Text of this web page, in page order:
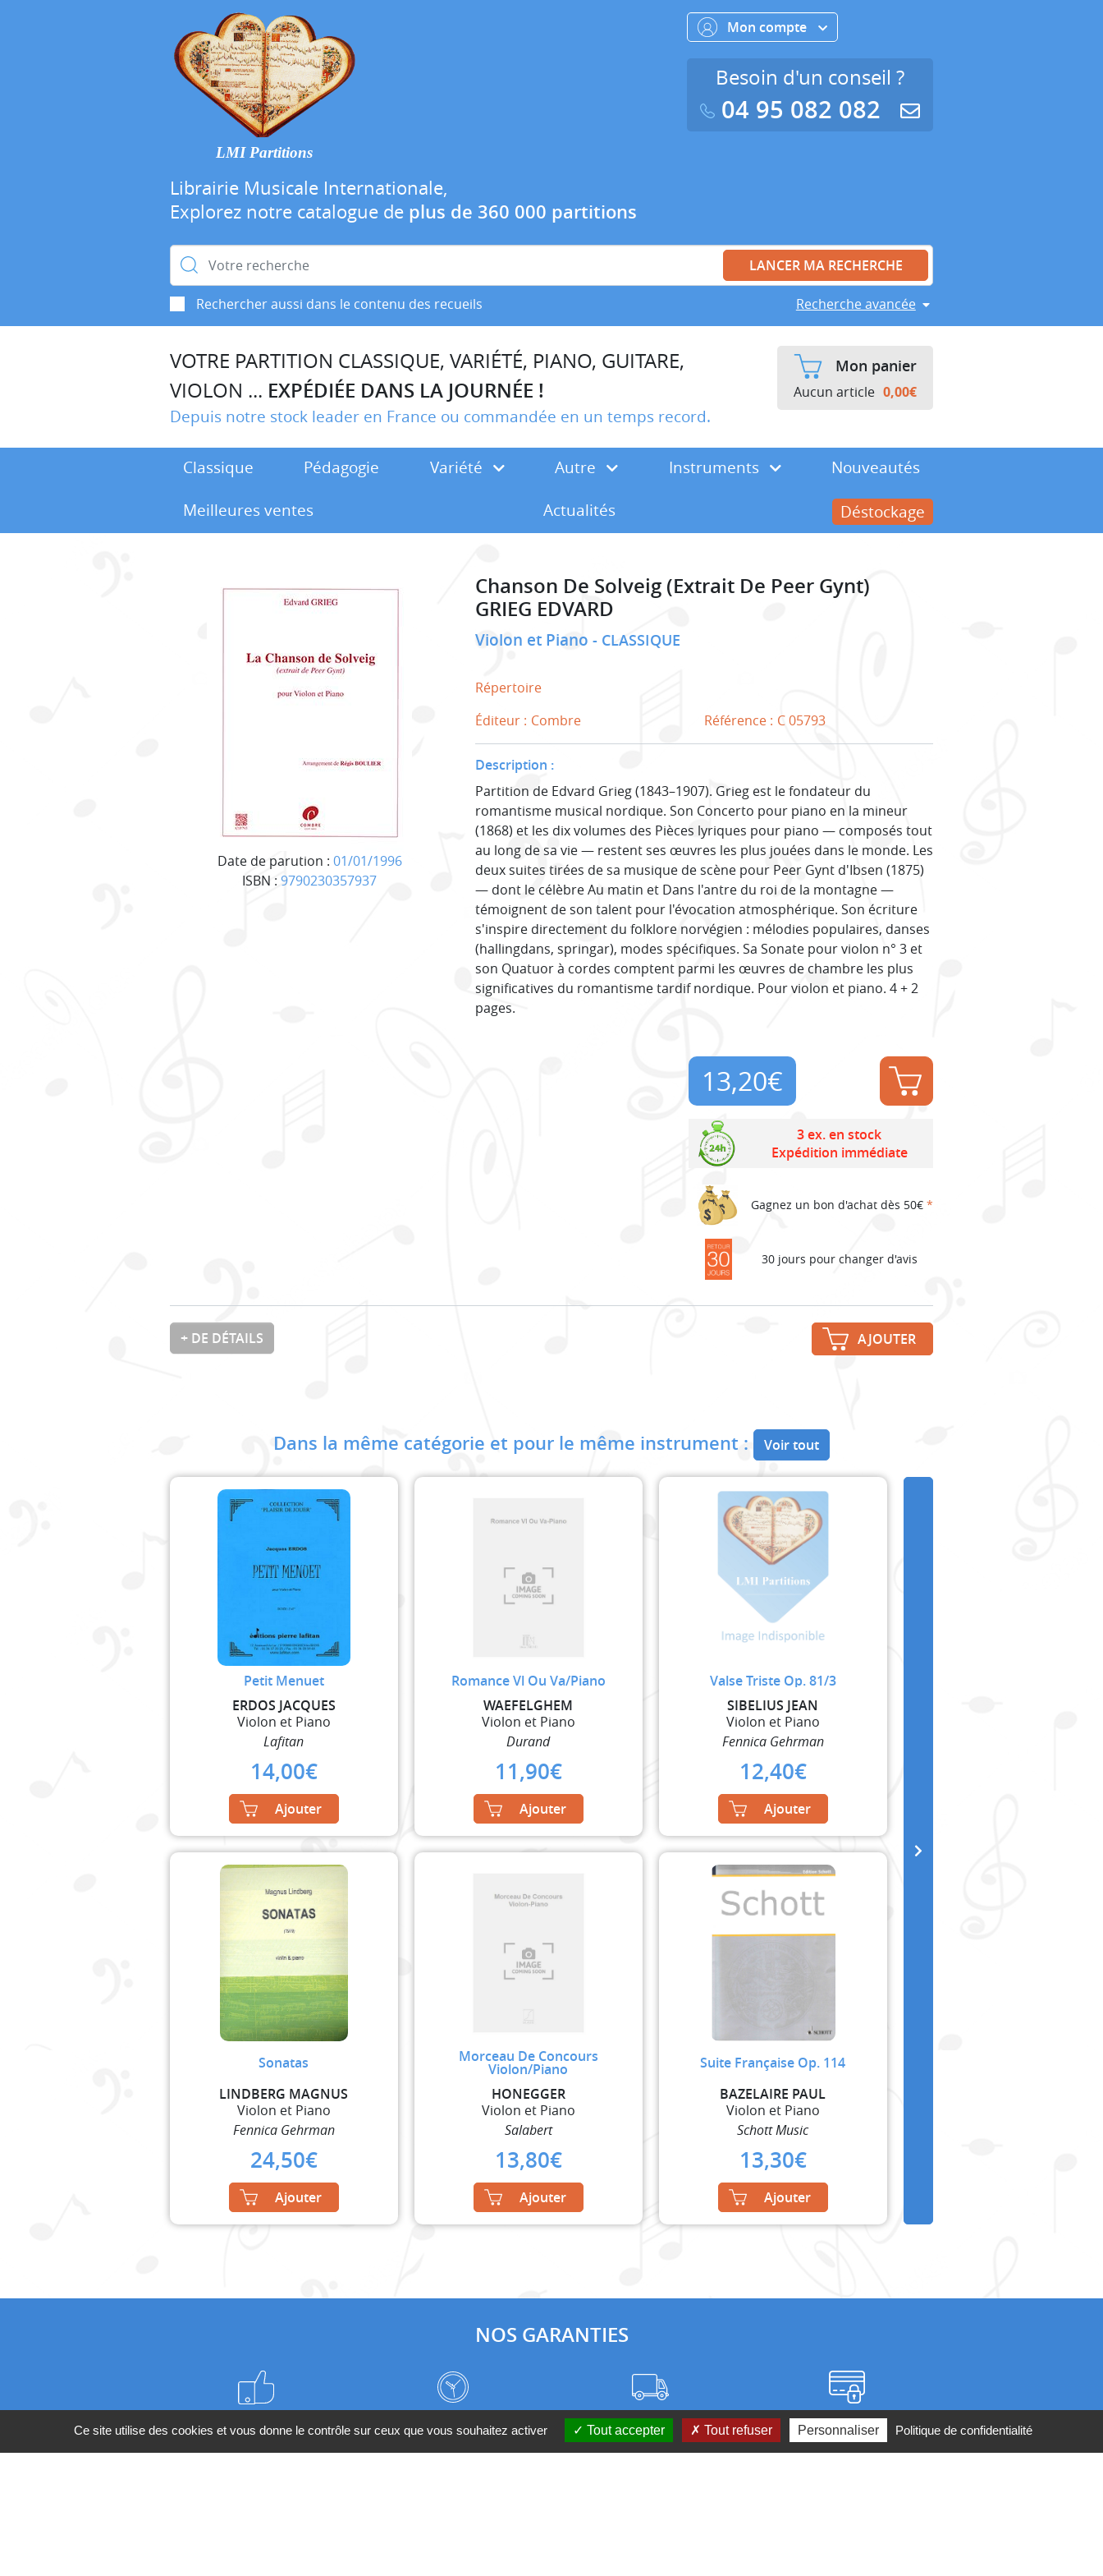
LMI Partitions
Librairie Musicale Internationale,
Explorez notre catalogue de plus de 360 000 partitions
Rechercher :
Rechercher aussi dans le contenu des recueils Recherche avancée
Mon compte
Besoin d'un conseil ?
04 95 082 082
VOTRE PARTITION CLASSIQUE, VARIÉTÉ, PIANO, GUITARE,
VIOLON ... EXPÉDIÉE DANS LA JOURNÉE !
Depuis notre stock leader en France ou commandée en un temps record.
Mon panier
Aucun article 0,00€
Classique Pédagogie Variété Autre Instruments
Nouveautés
Meilleures ventes
Actualités Déstockage
Date de parution : 01/01/1996
ISBN : 9790230357937
Chanson De Solveig (Extrait De Peer Gynt)
GRIEG EDVARD
Violon et Piano CLASSIQUE
Répertoire
Éditeur : Combre Référence : C 05793
Description :
Partition de Edvard Grieg (1843–1907). Grieg est le fondateur du
romantisme musical nordique. Son Concerto pour piano en la mineur
(1868) et les dix volumes des Pièces lyriques pour piano — composés tout
au long de sa vie — restent ses œuvres les plus jouées dans le monde. Les
deux suites tirées de sa musique de scène pour Peer Gynt d'Ibsen (1875)
— dont le célèbre Au matin et Dans l'antre du roi de la montagne —
témoignent de son talent pour l'évocation atmosphérique. Son écriture
s'inspire directement du folklore norvégien : mélodies populaires, danses
(hallingdans, springar), modes spécifiques. Sa Sonate pour violon n° 3 et
son Quatuor à cordes comptent parmi les œuvres de chambre les plus
significatives du romantisme tardif nordique. Pour violon et piano. 4 + 2
pages.
13,20€
3 ex. en stock
Expédition immédiate
Gagnez un bon d'achat dès 50€ *
30 jours pour changer d'avis
+ DE DÉTAILS AJOUTER
Dans la même catégorie et pour le même instrument : Voir tout
Petit Menuet
ERDOS JACQUES
Violon et Piano
Lafitan
14,00€
Ajouter
Romance Vl Ou Va/Piano
WAEFELGHEM
Violon et Piano
Durand
11,90€
Ajouter
Valse Triste Op. 81/3
SIBELIUS JEAN
Violon et Piano
Fennica Gehrman
12,40€
Ajouter
Sonatas
LINDBERG MAGNUS
Violon et Piano
Fennica Gehrman
24,50€
Ajouter
Morceau De Concours
Violon/Piano
HONEGGER
Violon et Piano
Salabert
13,80€
Ajouter
Suite Française Op. 114
BAZELAIRE PAUL
Violon et Piano
Schott Music
13,30€
Ajouter
NOS GARANTIES
Meilleurs prix du web Frais de port à prix coûtant Paiement sécurisé
Ce site utilise des cookies et vous donne le contrôle sur ceux que vous souhaitez activer Tout accepter Tout refuser Personnaliser Politique de confidentialité